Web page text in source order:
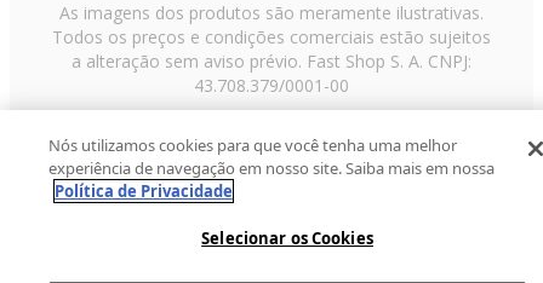
As imagens dos produtos são meramente ilustrativas.
Todos os preços e condições comerciais estão sujeitos
a alteração sem aviso prévio. Fast Shop S. A. CNPJ:
43.708.379/0001-00
Paulo/SP, CEP 02029-001, Telefone: 11 3003-3728 ©
2013 Fast Shop - Todos os direitos reservadosRF
Nós utilizamos cookies para que você tenha uma melhor
experiência de navegação em nosso site. Saiba mais em nossa
Política de Privacidade
Selecionar os Cookies